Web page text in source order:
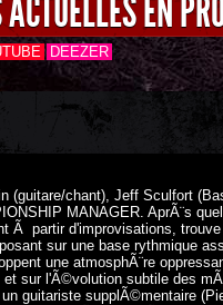
EN
DEEZER
(guitare/chant), Jeff Sculfort
MANAGER. AprÃ¨s
Ã partir d'improvisations,
sur une base rythmique
une atmosphÃ¨re
sur l'Ã©volution subtile des
guitariste supplÃ©mentaire